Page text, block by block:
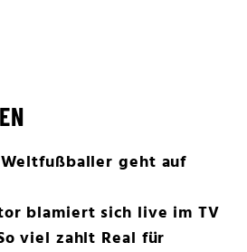
geht auf
blamiert sich live im TV
viel zahlt Real für